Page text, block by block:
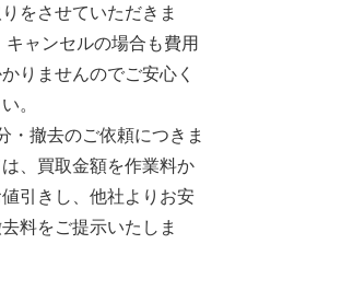
をさせていただきま
キャンセルの場合も費用
りませんのでご安心く
。
・撤去のご依頼につきま
は、買取金額を作業料か
値引きし、他社よりお安
料をご提示いたしま